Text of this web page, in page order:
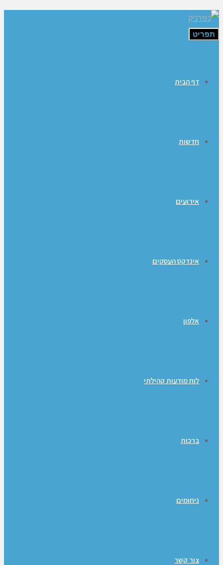
תפריט
דף הבית
חדשות
אירועים
אינדקס העסקים
אלפון
לוח מודעות קהילתי
ברכות
ניחומים
צור קשר